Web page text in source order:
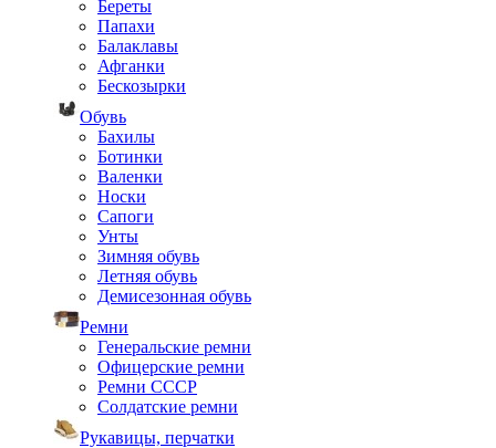
Береты
Папахи
Балаклавы
Афганки
Бескозырки
Обувь
Бахилы
Ботинки
Валенки
Носки
Сапоги
Унты
Зимняя обувь
Летняя обувь
Демисезонная обувь
Ремни
Генеральские ремни
Офицерские ремни
Ремни СССР
Солдатские ремни
Рукавицы, перчатки